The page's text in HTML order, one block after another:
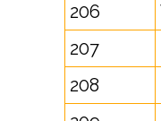
206
207
208